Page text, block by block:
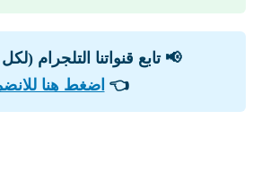
📢 تابع قنواتنا التلجرام
👈 اضغط هنا